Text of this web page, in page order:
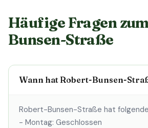
Häufige Fragen
Bunsen-Straße
Wann hat Robert-Bunsen-
Robert-Bunsen-Straße hat
- Montag: Geschlossen